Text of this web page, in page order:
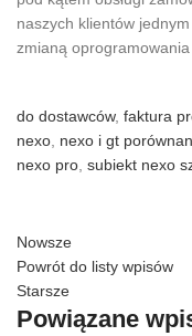
naszych klientów
zmianą
do dostawców, faktura
nexo nexo i gt
nexo pro subiekt nexo
Nowsze
Powrót do listy wpisów
Starsze
Powiązane